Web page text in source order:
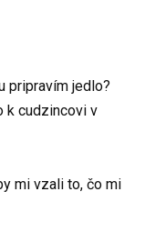
pripravím jedlo?
k cudzincovi v
mi vzali to, čo mi